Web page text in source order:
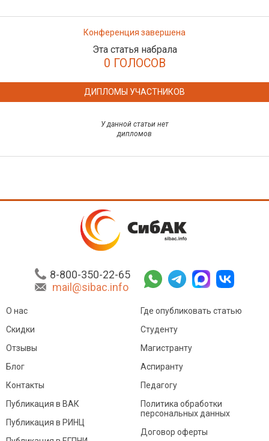
Конференция завершена
Эта статья набрала
0 ГОЛОСОВ
ДИПЛОМЫ УЧАСТНИКОВ
У данной статьи нет
дипломов
8-800-350-22-65
mail@sibac.info
О нас
Скидки
Отзывы
Блог
Контакты
Где опубликовать статью
Студенту
Магистранту
Аспиранту
Педагогу
Публикация в ВАК
Публикация в РИНЦ
Политика обработки
персональных данных
Договор оферты